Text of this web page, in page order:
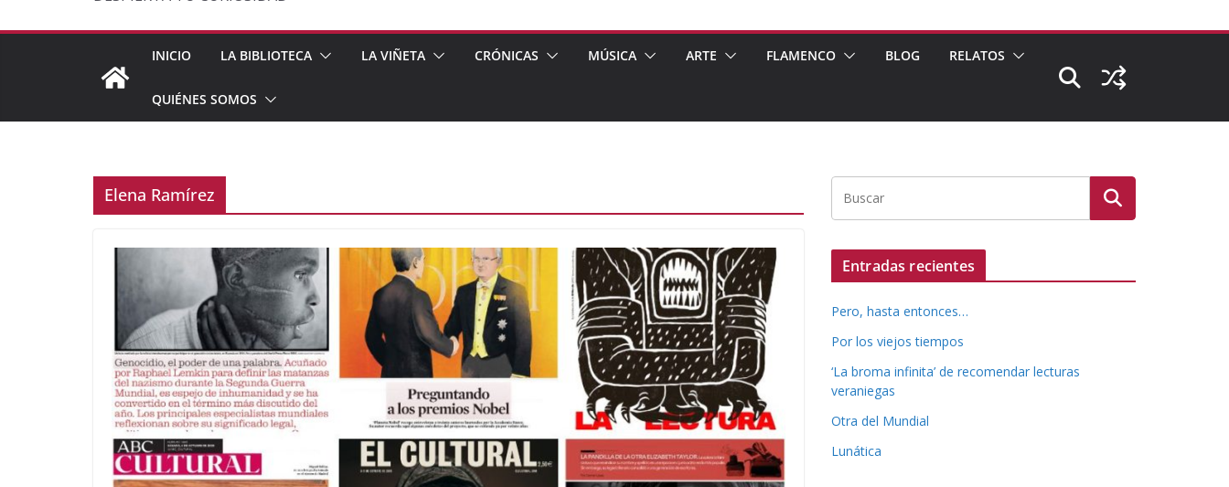
INICIO LA BIBLIOTECA LA VIÑETA CRÓNICAS MÚSICA ARTE FLAMENCO BLOG RELATOS
QUIÉNES SOMOS
Elena Ramírez
Entradas recientes
Pero, hasta entonces…
Por los viejos tiempos
‘La broma infinita’ de recomendar lecturas
veraniegas
Otra del Mundial
Lunática